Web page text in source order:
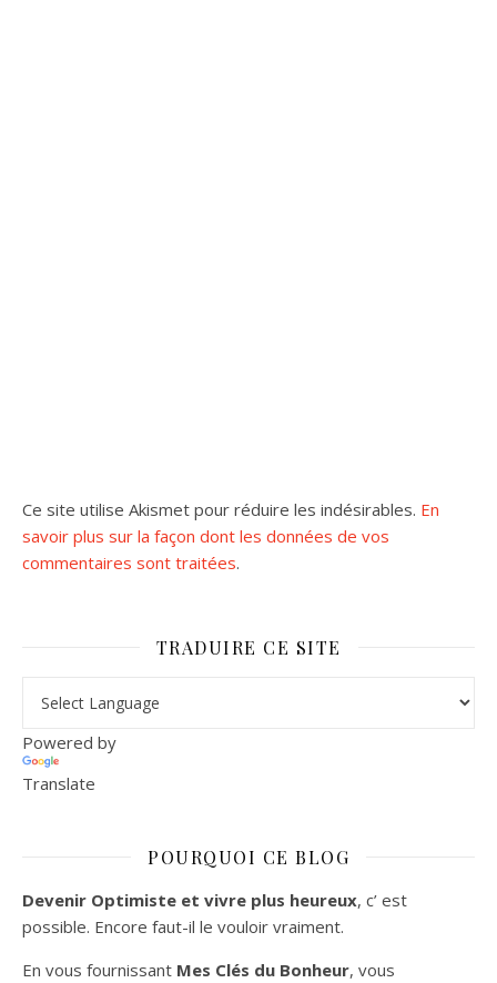
Ce site utilise Akismet pour réduire les indésirables. En
savoir plus sur la façon dont les données de vos
commentaires sont traitées.
TRADUIRE CE SITE
Powered by
Translate
POURQUOI CE BLOG
Devenir Optimiste et vivre plus heureux, c’ est
possible. Encore faut-il le vouloir vraiment.
En vous fournissant Mes Clés du Bonheur, vous